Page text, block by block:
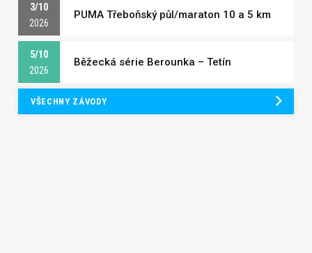
3/10
2026
PUMA Třeboňský půl/maraton 10 a 5 km
5/10
2026
Běžecká série Berounka – Tetín
VŠECHNY ZÁVODY